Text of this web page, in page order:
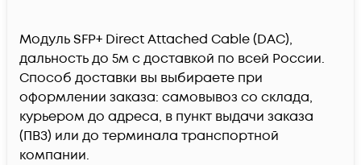
Модуль SFP+ Direct Attached Cable (DAC),
дальность до 5м c доставкой по всей России.
Способ доставки вы выбираете при
оформлении заказа: самовывоз со склада,
курьером до адреса, в пункт выдачи заказа
(ПВЗ) или до терминала транспортной
компании.